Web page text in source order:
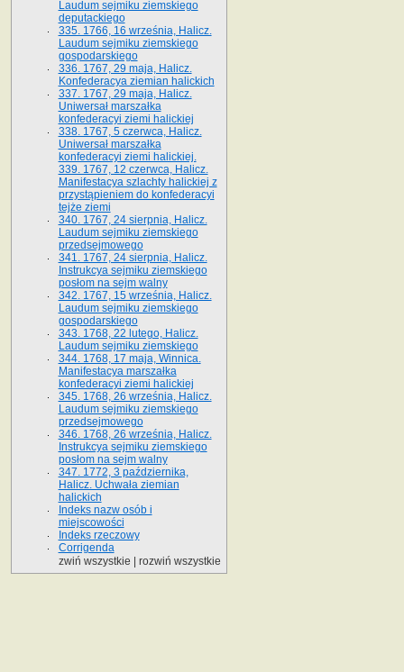
Laudum sejmiku ziemskiego
deputackiego
335. 1766, 16 września, Halicz.
Laudum sejmiku ziemskiego
gospodarskiego
336. 1767, 29 maja, Halicz.
Konfederacya ziemian halickich
337. 1767, 29 maja, Halicz.
Uniwersał marszałka
konfederacyi ziemi halickiej
338. 1767, 5 czerwca, Halicz.
Uniwersał marszałka
konfederacyi ziemi halickiej.
339. 1767, 12 czerwca, Halicz.
Manifestacya szlachty halickiej z
przystąpieniem do konfederacyi
tejże ziemi
340. 1767, 24 sierpnia, Halicz.
Laudum sejmiku ziemskiego
przedsejmowego
341. 1767, 24 sierpnia, Halicz.
Instrukcya sejmiku ziemskiego
posłom na sejm walny
342. 1767, 15 września, Halicz.
Laudum sejmiku ziemskiego
gospodarskiego
343. 1768, 22 lutego, Halicz.
Laudum sejmiku ziemskiego
344. 1768, 17 maja, Winnica.
Manifestacya marszałka
konfederacyi ziemi halickiej
345. 1768, 26 września, Halicz.
Laudum sejmiku ziemskiego
przedsejmowego
346. 1768, 26 września, Halicz.
Instrukcya sejmiku ziemskiego
posłom na sejm walny
347. 1772, 3 października,
Halicz. Uchwała ziemian
halickich
Indeks nazw osób i
miejscowości
Indeks rzeczowy
Corrigenda
zwiń wszystkie
rozwiń wszystkie